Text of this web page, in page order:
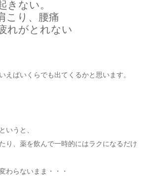
きない。
こり、腰痛
れがとれない
えばいくらでも出てくるかと思います。
いうと、
り、薬を飲んで一時的にはラクになるだけ
わらないまま・・・